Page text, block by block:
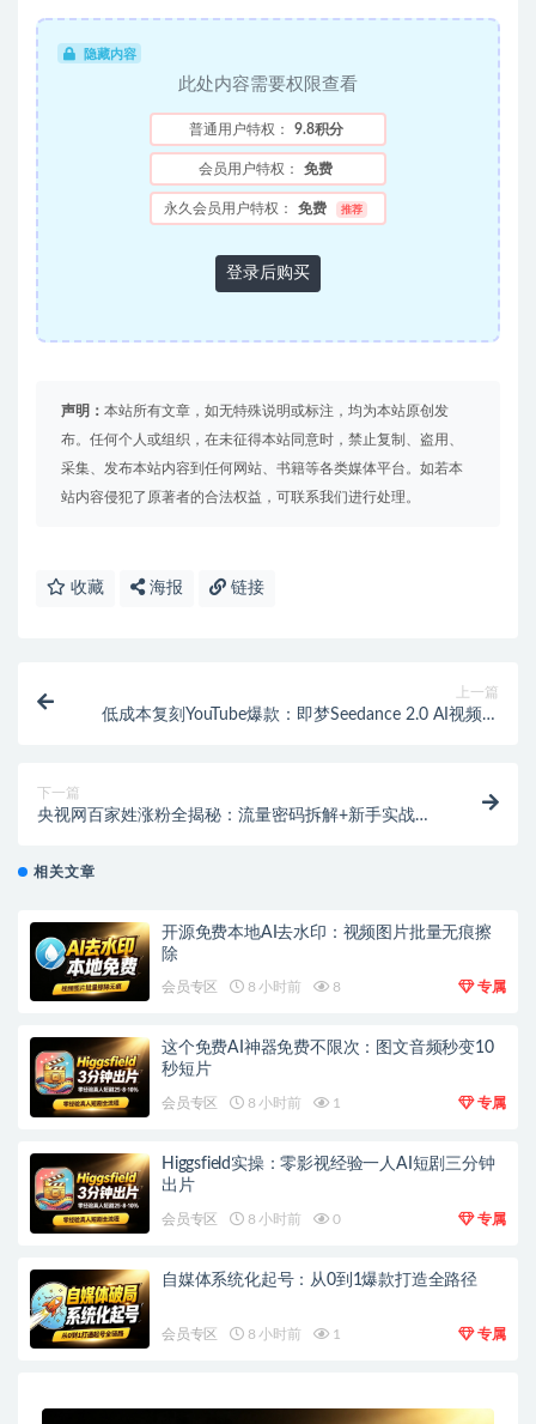
隐藏内容
此处内容需要权限查看
普通用户特权： 9.8积分
会员用户特权： 免费
永久会员用户特权： 免费 推荐
登录后购买
声明： 本站所有文章，如无特殊说明或标注，均为本站原创发
布。任何个人或组织，在未征得本站同意时，禁止复制、盗用、
采集、发布本站内容到任何网站、书籍等各类媒体平台。如若本
站内容侵犯了原著者的合法权益，可联系我们进行处理。
收藏 海报 链接
上一篇
低成本复刻YouTube爆款：即梦Seedance 2.0 AI视频神
下一篇
央视网百家姓涨粉全揭秘：流量密码拆解+新手实战教
相关文章
开源免费本地AI去水印：视频图片批量无痕擦
除
会员专区 8 小时前 8 专属
这个免费AI神器免费不限次：图文音频秒变10
秒短片
会员专区 8 小时前 1 专属
Higgsfield实操：零影视经验一人AI短剧三分钟
出片
会员专区 8 小时前 0 专属
自媒体系统化起号：从0到1爆款打造全路径
会员专区 8 小时前 1 专属